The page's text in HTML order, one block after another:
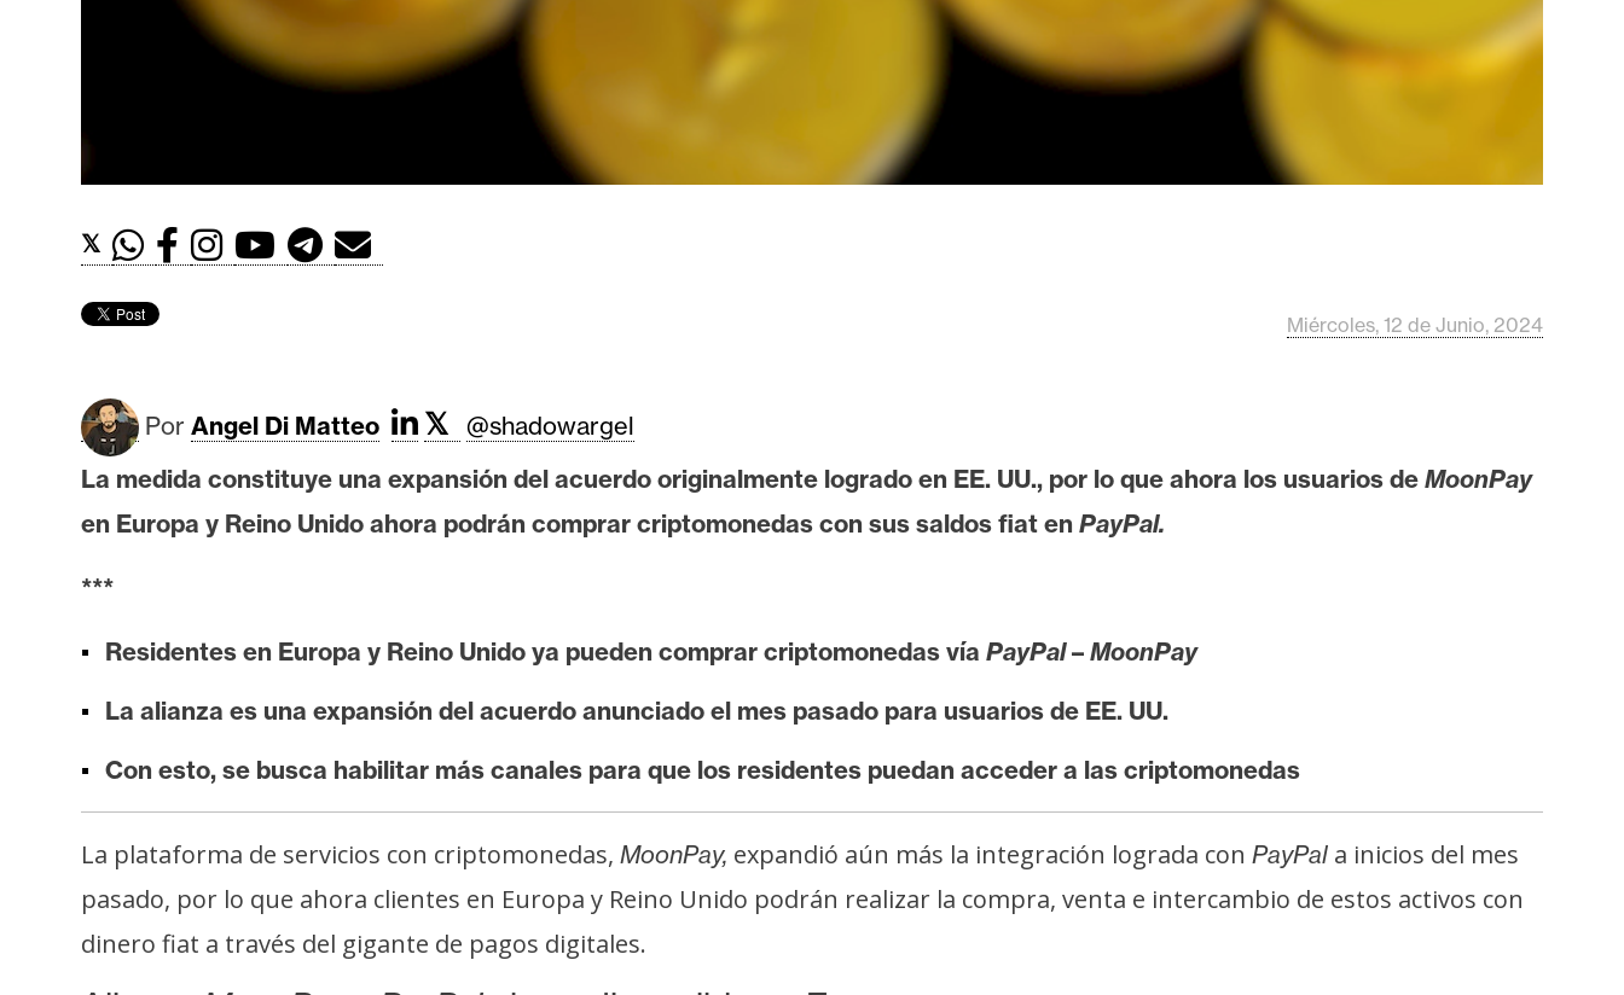
u
I
A
n
á
l
s
s
o
t
s
d
e
𝕏
Miércoles, 12 de Junio, 2024
Por Angel Di Matteo 𝕏 @shadowargel
La medida constituye una expansión del acuerdo originalmente logrado en EE. UU., por lo que ahora los usuarios de MoonPay
en Europa y Reino Unido ahora podrán comprar criptomonedas con sus saldos fiat en PayPal.
***
Residentes en Europa y Reino Unido ya pueden comprar criptomonedas vía PayPal– MoonPay
La alianza es una expansión del acuerdo anunciado el mes pasado para usuarios de EE. UU.
Con esto, se busca habilitar más canales para que los residentes puedan acceder a las criptomonedas
La plataforma de servicios con criptomonedas, MoonPay, expandió aún más la integración lograda con PayPal a inicios del mes
pasado, por lo que ahora clientes en Europa y Reino Unido podrán realizar la compra, venta e intercambio de estos activos con
dinero fiat a través del gigante de pagos digitales.